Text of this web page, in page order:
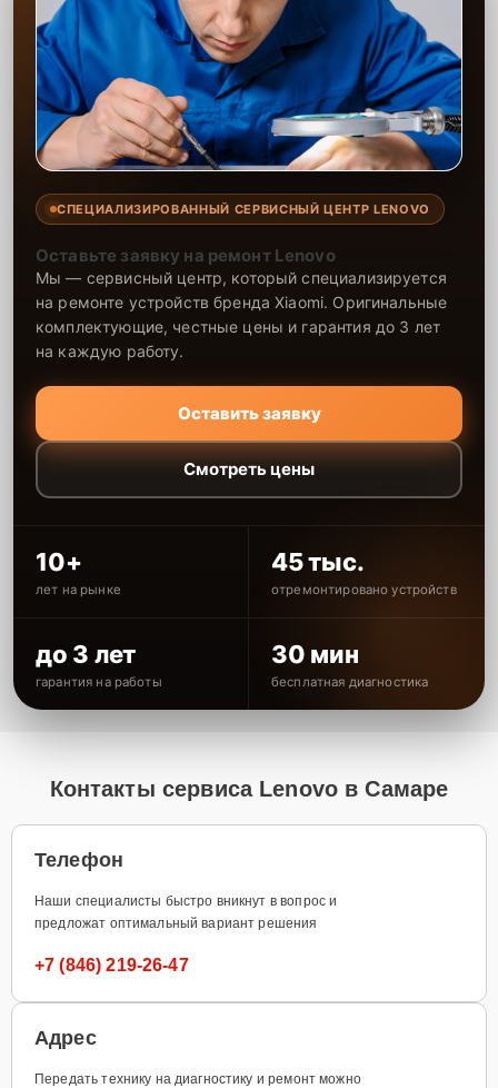
СПЕЦИАЛИЗИРОВАННЫЙ СЕРВИСНЫЙ ЦЕНТР LENOVO
Оставьте заявку на ремонт Lenovo
Мы — сервисный центр, который специализируется
на ремонте устройств бренда Xiaomi. Оригинальные
комплектующие, честные цены и гарантия до 3 лет
на каждую работу.
Оставить заявку
Смотреть цены
10+
лет на рынке
45 тыс.
отремонтировано устройств
до 3 лет
гарантия на работы
30 мин
бесплатная диагностика
Контакты сервиса Lenovo в Самаре
Телефон
Наши специалисты быстро вникнут в вопрос и
предложат оптимальный вариант решения
+7 (846) 219-26-47
Адрес
Передать технику на диагностику и ремонт можно